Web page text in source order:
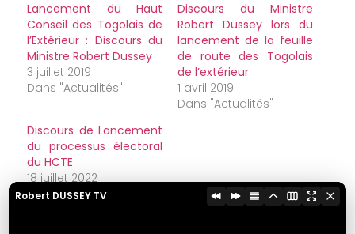
Lancement du Haut
Conseil des Togolais de
l’Extérieur : Discours du
Ministre Robert Dussey
3 juillet 2019
Dans "Actualités"
Discours du Ministre
Robert Dussey lors du
lancement de la feuille
de route des Togolais
de l’extérieur
1 avril 2019
Dans "Actualités"
Discours de Lancement
du processus électoral
du HCTE
18 juillet 2022
Dans "Actualités"
Robert DUSSEY TV